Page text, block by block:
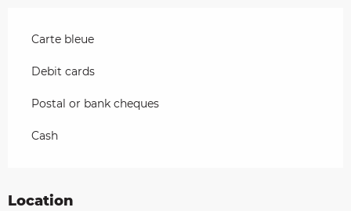
Carte bleue
Debit cards
Postal or bank cheques
Cash
Location